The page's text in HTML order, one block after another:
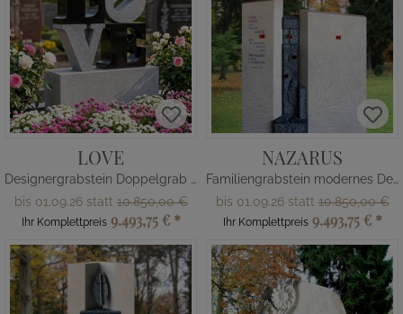
LOVE
Designergrabstein Doppelgrab modern
bis 01.09.26 statt10.850,00 €
Ihr Komplettpreis 9.493,75 € *
NAZARUS
Familiengrabstein modernes Design
bis 01.09.26 statt10.850,00 €
Ihr Komplettpreis 9.493,75 € *